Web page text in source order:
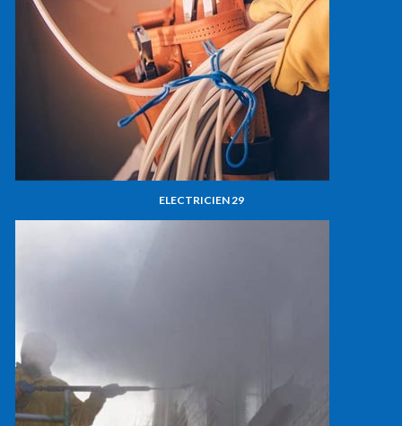
ELECTRICIEN 29